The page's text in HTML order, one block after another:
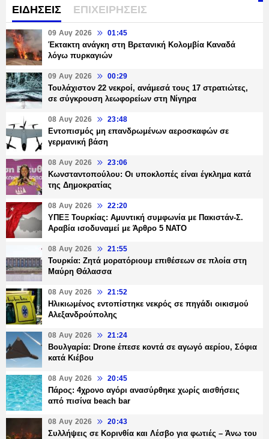
ΕΙΔΗΣΕΙΣ ΕΠΙΧΕΙΡΗΣΕΙΣ
09 Αυγ 2026 01:45
Έκτακτη ανάγκη στη Βρετανική Κολομβία Καναδά
λόγω πυρκαγιών
09 Αυγ 2026 00:29
Τουλάχιστον 22 νεκροί, ανάμεσά τους 17 στρατιώτες,
σε σύγκρουση λεωφορείων στη Νίγηρα
08 Αυγ 2026 23:48
Εντοπισμός μη επανδρωμένων αεροσκαφών σε
γερμανική βάση
08 Αυγ 2026 23:06
Κωνσταντοπούλου: Οι υποκλοπές είναι έγκλημα κατά
της Δημοκρατίας
08 Αυγ 2026 22:20
ΥΠΕΞ Τουρκίας: Αμυντική συμφωνία με Πακιστάν-Σ.
Αραβία ισοδυναμεί με Άρθρο 5 NATO
08 Αυγ 2026 21:55
Τουρκία: Ζητά μορατόριουμ επιθέσεων σε πλοία στη
Μαύρη Θάλασσα
08 Αυγ 2026 21:52
Ηλικιωμένος εντοπίστηκε νεκρός σε πηγάδι οικισμού
Αλεξανδρούπολης
08 Αυγ 2026 21:24
Βουλγαρία: Drone έπεσε κοντά σε αγωγό αερίου, Σόφια
κατά Κιέβου
08 Αυγ 2026 20:45
Πάρος: 4χρονο αγόρι ανασύρθηκε χωρίς αισθήσεις
από πισίνα beach bar
08 Αυγ 2026 20:43
Συλλήψεις σε Κορινθία και Λέσβο για φωτιές – Άνω του